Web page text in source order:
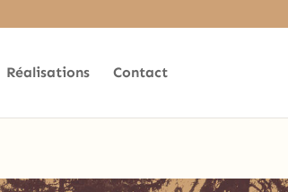
Réalisations Contact